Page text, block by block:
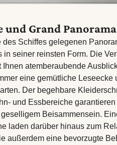
und Grand
des Schiffes gelegenen
in seiner reinsten Form. Die
atemberaubende
eine gemütliche Leseecke
Der begehbare
und Essbereiche
Beisammensein.
laden darüber hinaus zum
außerdem eine bevorzugte